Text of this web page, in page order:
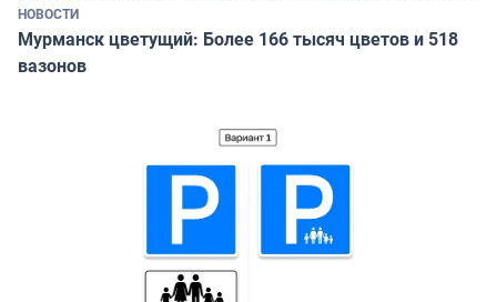
НОВОСТИ
Мурманск цветущий: Более 166 тысяч цветов и 518
вазонов